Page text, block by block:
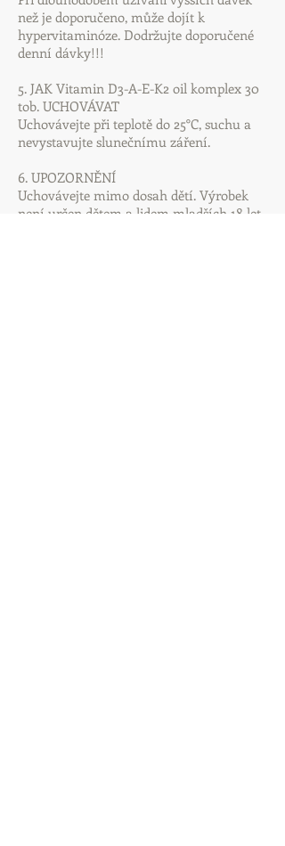
než je doporučeno, může dojít k
hypervitaminóze. Dodržujte doporučené
denní dávky!!!
5. JAK Vitamin D3-A-E-K2 oil komplex 30
tob. UCHOVÁVAT
Uchovávejte při teplotě do 25°C, suchu a
nevystavujte slunečnímu záření.
6. UPOZORNĚNÍ
Uchovávejte mimo dosah dětí. Výrobek
není určen dětem a lidem mladších 18 let.